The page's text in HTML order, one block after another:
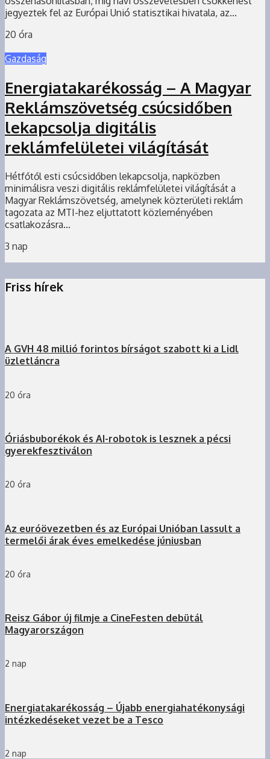
jegyeztek fel az Európai Unió statisztikai hivatala, az...
20 óra
Gazdaság
Energiatakarékosság – A Magyar
Reklámszövetség csúcsidőben
lekapcsolja digitális
reklámfelületei világítását
Hétfőtől esti csúcsidőben lekapcsolja, napközben
minimálisra veszi digitális reklámfelületei világítását a
Magyar Reklámszövetség, amelynek közterületi reklám
tagozata az MTI-hez eljuttatott közleményében
csatlakozásra...
3 nap
Friss hírek
A GVH 48 millió forintos bírságot szabott ki a Lidl
üzletláncra
20 óra
Óriásbuborékok és AI-robotok is lesznek a pécsi
gyerekfesztiválon
20 óra
Az euróövezetben és az Európai Unióban lassult a
termelői árak éves emelkedése júniusban
20 óra
Reisz Gábor új filmje a CineFesten debütál
Magyarországon
2 nap
Energiatakarékosság – Újabb energiahatékonysági
intézkedéseket vezet be a Tesco
2 nap